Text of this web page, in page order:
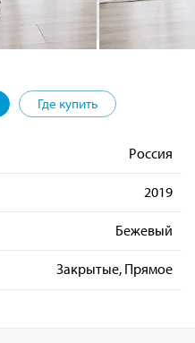
Где купить
Россия
2019
Бежевый
Закрытые, Прямое